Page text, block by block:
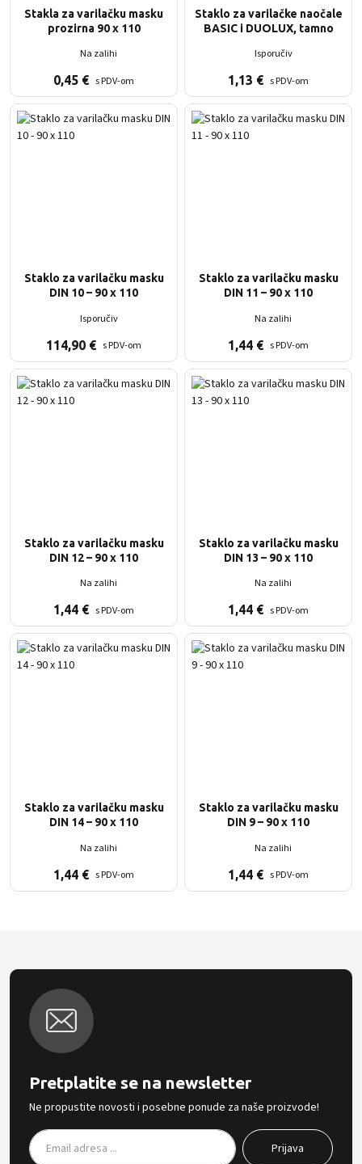
Stakla za varilačku masku
prozirna 90 x 110
Na zalihi
0,45 € s PDV-om
Staklo za varilačke naočale
BASIC i DUOLUX, tamno
Isporučiv
1,13 € s PDV-om
Staklo za varilačku masku
DIN 10 – 90 x 110
Isporučiv
114,90 € s PDV-om
Staklo za varilačku masku
DIN 11 – 90 x 110
Na zalihi
1,44 € s PDV-om
Staklo za varilačku masku
DIN 12 – 90 x 110
Na zalihi
1,44 € s PDV-om
Staklo za varilačku masku
DIN 13 – 90 x 110
Na zalihi
1,44 € s PDV-om
Staklo za varilačku masku
DIN 14 – 90 x 110
Na zalihi
1,44 € s PDV-om
Staklo za varilačku masku
DIN 9 – 90 x 110
Na zalihi
1,44 € s PDV-om
Pretplatite se na newsletter
Ne propustite novosti i posebne ponude za naše proizvode!